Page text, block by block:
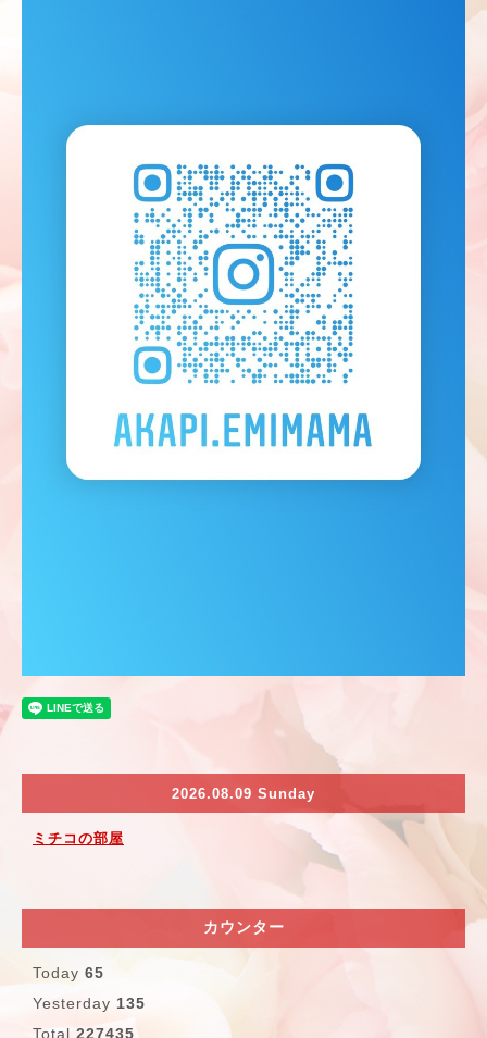
2026.08.09 Sunday
ミチコの部屋
カウンター
Today 65
Yesterday 135
Total 227435